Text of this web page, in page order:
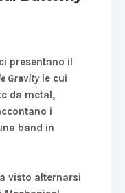
presentano il
Gravityle cui
da metal,
i
band in
visto alternarsi